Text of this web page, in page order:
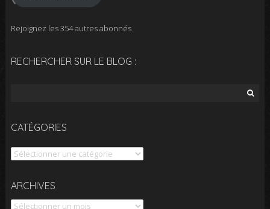
Rejoignez les 354 autres abonnés
RECHERCHER SUR LE BLOG :
CATÉGORIES
Catégories
ARCHIVES
Archives